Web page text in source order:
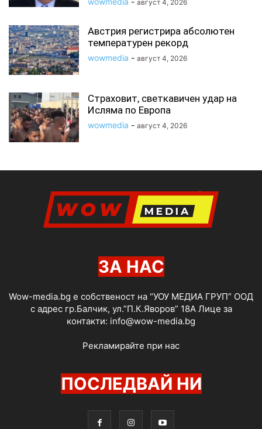
август 4, 2026
Австрия регистрира абсолютен
температурен рекорд
wowmedia - август 4, 2026
Страховит, светкавичен удар на
Исляма по Европа
wowmedia - август 4, 2026
ЗА НАС
Wow-media.bg е собственост на “УОУ МЕДИА ГРУП” ООД
с адрес гр.Балчик, ул.”П.К.Яворов” 18А Лице за
контакти: info@wow-media.bg
Рекламирайте при нас
ПОСЛЕДВАЙ НИ